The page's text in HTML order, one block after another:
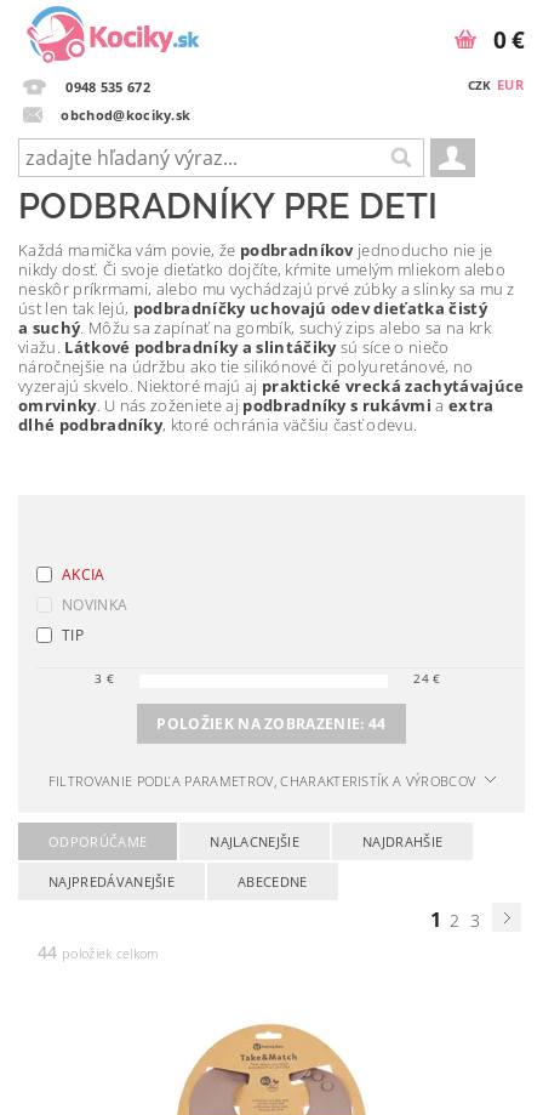
0948 535 672
obchod@kociky.sk
CZK EUR
0 €
PODBRADNÍKY PRE DETI
Každá mamička vám povie, že podbradníkovjednoducho nie je
nikdy dosť. Či svoje dieťatko dojčíte, kŕmite umelým mliekom alebo
neskôr príkrmami, alebo mu vychádzajú prvé zúbky a slinky sa mu z
úst len tak lejú, podbradníčky uchovajú odev dieťatka čistý
a suchý. Môžu sa zapínať na gombík, suchý zips alebo sa na krk
viažu. Látkové podbradníky a slintáčikysú síce o niečo
náročnejšie na údržbu ako tie silikónové či polyuretánové, no
vyzerajú skvelo. Niektoré majú aj praktické vrecká zachytávajúce
omrvinky. U nás zoženiete aj podbradníky s rukávmia extra
dlhé podbradníky, ktoré ochránia väčšiu časť odevu.
AKCIA
NOVINKA
TIP
3 € 24€
POLOŽIEK NA ZOBRAZENIE:44
FILTROVANIE PODĽA PARAMETROV, CHARAKTERISTÍK A VÝROBCOV
ODPORÚČAME NAJLACNEJŠIE NAJDRAHŠIE
NAJPREDÁVANEJŠIE ABECEDNE
1 2 3
44 položiek celkom